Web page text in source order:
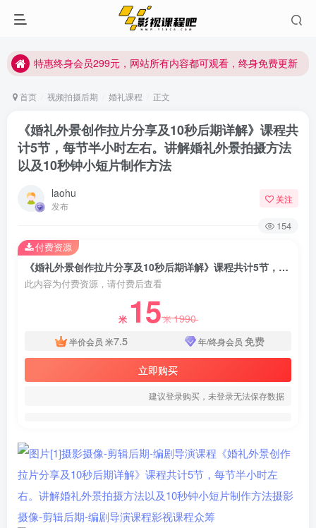
特惠终身会员299元，网站所有内容都可观看，终身免费更新
特惠终身会员299元，网站所有内容都可观看，终身免费更新
首页 视频拍摄后期 婚礼课程 正文
《婚礼外景创作拉片分享及10秒后期详解》课程共
计5节，每节半小时左右。讲解婚礼外景拍摄方法
以及10秒钟小短片制作方法
laohu
发布
关注
154
《婚礼外景创作拉片分享及10秒后期详解》课程共计5节，每节半小时左右。讲解婚礼外景拍摄方法以及10秒钟小短片制作方法
此内容为付费资源，请付费后查看
米 15米1990
半价会员 米7.5 年/终身会员 免费
立即购买
建议登录购买，未登录无法保存数据
付费资源